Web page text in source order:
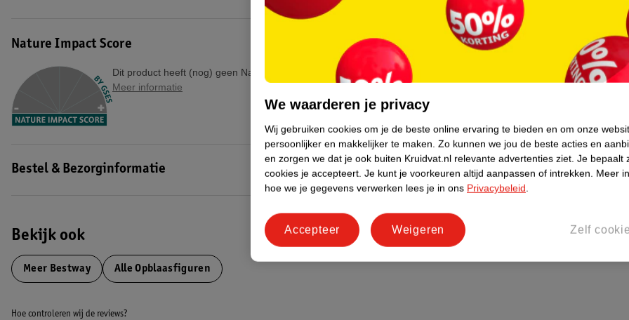
Nature Impact Score
Dit product heeft (nog) geen Nature Impact Score.
Meer informatie
Bestel & Bezorginformatie
Bekijk ook
Meer Bestway Alle Opblaasfiguren
Hoe controleren wij de reviews?
We waarderen je privacy
Wij gebruiken cookies om je de beste online ervaring te bieden en om onze
persoonlijker en makkelijker te maken. Zo kunnen we jou de beste acties en
en zorgen we dat je ook buiten Kruidvat.nl relevante advertenties ziet. Je bepaalt
cookies je accepteert. Je kunt je voorkeuren altijd aanpassen of intrekken. Meer
hoe we je gegevens verwerken lees je in ons Privacybeleid.
Zelf
Weigeren
Accepteer